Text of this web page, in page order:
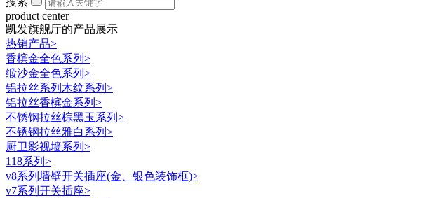
product center
凯发旗舰厅的产品展示
热销产品>
香槟金全色系列 >
缎沙金全色系列 >
铝拉丝系列木纹系列 >
铝拉丝香槟金系列 >
不锈钢拉丝棕黑玉系列 >
不锈钢拉丝雅白系列 >
厨卫影视墙系列 >
118系列 >
v8系列墙壁开关插座(金、银色装饰框)>
v7系列开关插座>